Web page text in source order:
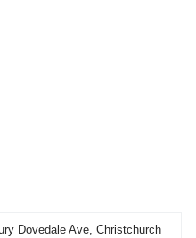
Dovedale Ave, Christchurch